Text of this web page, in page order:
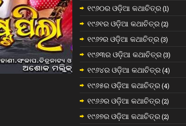
୧୯୬୦ର ଓଡ଼ିଆ କଥାଚିତ୍ର(1)
୧୯୬୧ର ଓଡ଼ିଆ କଥାଚିତ୍ର(2)
୧୯୬୨ର ଓଡ଼ିଆ କଥାଚିତ୍ର(3)
୧୯୬୩ର ଓଡ଼ିଆ କଥାଚିତ୍ର(3)
୧୯୬୪ର ଓଡ଼ିଆ କଥାଚିତ୍ର(4)
୧୯୬୫ର ଓଡ଼ିଆ କଥାଚିତ୍ର(4)
୧୯୬୬ର ଓଡ଼ିଆ କଥାଚିତ୍ର(2)
୧୯୬୭ର ଓଡ଼ିଆ କଥାଚିତ୍ର(2)